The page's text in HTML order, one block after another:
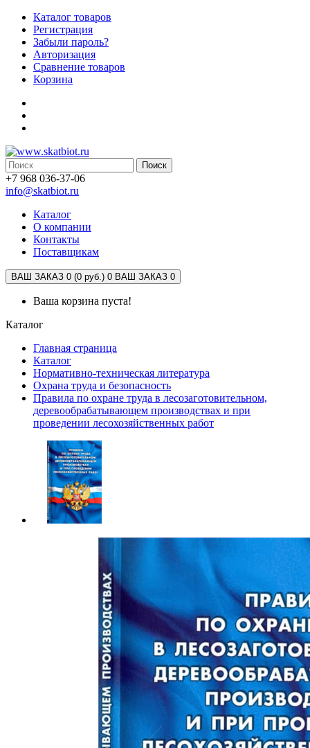
Каталог товаров
Регистрация
Забыли пароль?
Авторизация
Сравнение товаров
Корзина
Поиск
+7 968 036-37-06
info@skatbiot.ru
Каталог
О компании
Контакты
Поставщикам
ВАШ ЗАКАЗ 0 (0 руб.) 0 ВАШ ЗАКАЗ 0
Ваша корзина пуста!
Каталог
Главная страница
Каталог
Нормативно-техническая литература
Охрана труда и безопасность
Правила по охране труда в лесозаготовительном,
деревообрабатывающем производствах и при
проведении лесохозяйственных работ